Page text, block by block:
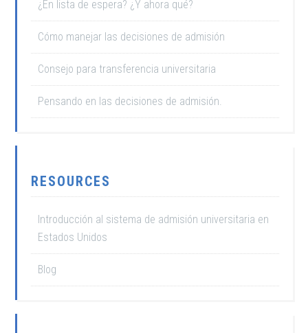
¿En lista de espera? ¿Y ahora qué?
Cómo manejar las decisiones de admisión
Consejo para transferencia universitaria
Pensando en las decisiones de admisión.
RESOURCES
Introducción al sistema de admisión universitaria en
Estados Unidos
Blog